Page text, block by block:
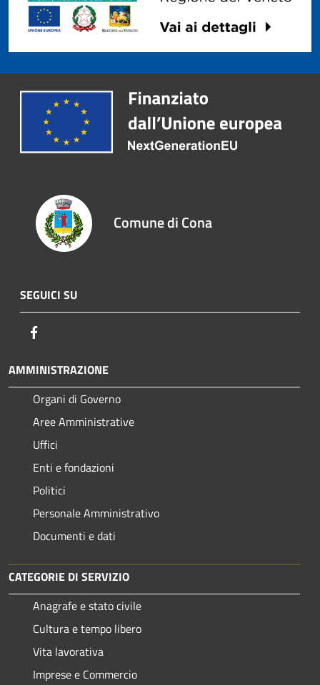
Comune di Cona
SEGUICI SU
AMMINISTRAZIONE
Organi di Governo
Aree Amministrative
Uffici
Enti e fondazioni
Politici
Personale Amministrativo
Documenti e dati
CATEGORIE DI SERVIZIO
Anagrafe e stato civile
Cultura e tempo libero
Vita lavorativa
Imprese e Commercio